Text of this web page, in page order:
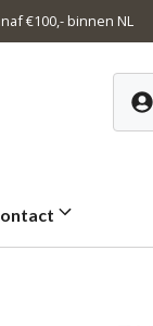
€100,- binnen NL